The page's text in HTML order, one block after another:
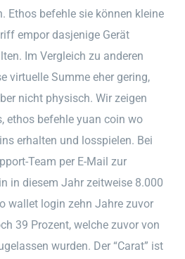
Ethos befehle sie können kleine
empor dasjenige Gerät
Im Vergleich zu anderen
virtuelle Summe eher gering,
nicht physisch. Wir zeigen
ethos befehle yuan coin wo
erhalten und losspielen. Bei
Team per E-Mail zur
in diesem Jahr zeitweise 8.000
wallet login zehn Jahre zuvor
39 Prozent, welche zuvor von
wurden. Der “Carat” ist